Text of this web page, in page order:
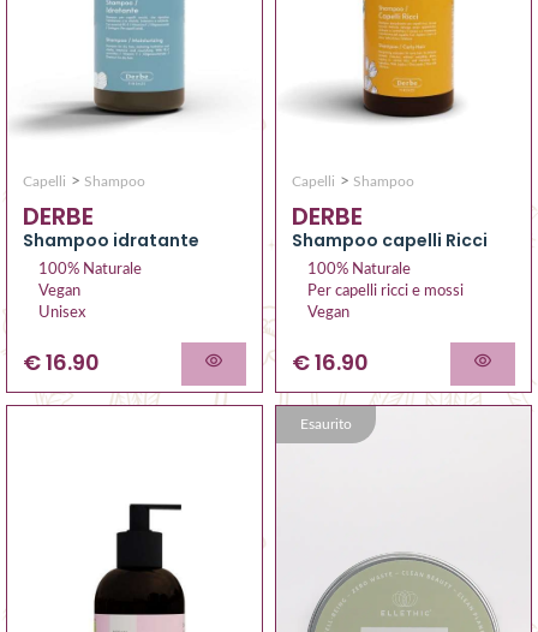
Capelli > Shampoo
DERBE
Shampoo idratante
100% Naturale
Vegan
Unisex
€ 16.90
Capelli > Shampoo
DERBE
Shampoo capelli Ricci
100% Naturale
Per capelli ricci e mossi
Vegan
€ 16.90
Esaurito